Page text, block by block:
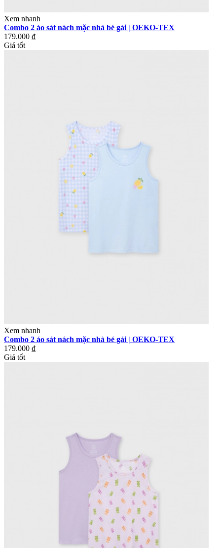
Xem nhanh
Combo 2 áo sát nách mặc nhà bé gái | OEKO-TEX
179.000 ₫
Giá tốt
Xem nhanh
Combo 2 áo sát nách mặc nhà bé gái | OEKO-TEX
179.000 ₫
Giá tốt